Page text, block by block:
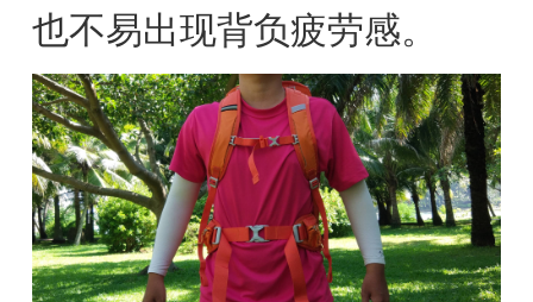
也不易出现背负疲劳感。